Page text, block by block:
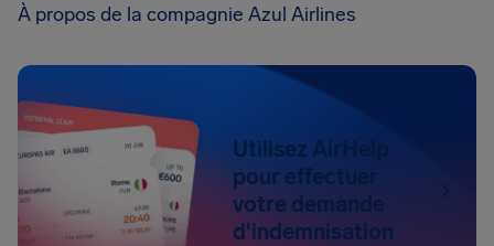
À propos de la compagnie Azul Airlines
Utilisez AirHelp
pour effectuer
votre demande
d'indemnisation